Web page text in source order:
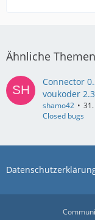
Ähnliche Themen
Connector
voukoder
shamo42
Closed bugs